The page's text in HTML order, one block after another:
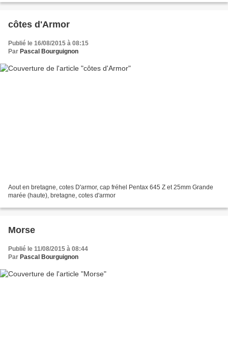
côtes d'Armor
Publié le 16/08/2015 à 08:15
Par Pascal Bourguignon
Aout en bretagne, cotes D'armor, cap fréhel Pentax 645 Z et 25mm Grande
marée (haute), bretagne, cotes d'armor
Morse
Publié le 11/08/2015 à 08:44
Par Pascal Bourguignon